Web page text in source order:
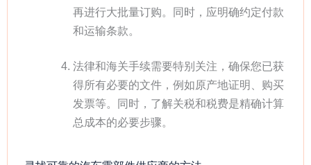
再进行大批量订购。同时，应明确约定付款
和运输条款。
法律和海关手续需要特别关注，确保您已获
得所有必要的文件，例如原产地证明、购买
发票等。同时，了解关税和税费是精确计算
总成本的必要步骤。